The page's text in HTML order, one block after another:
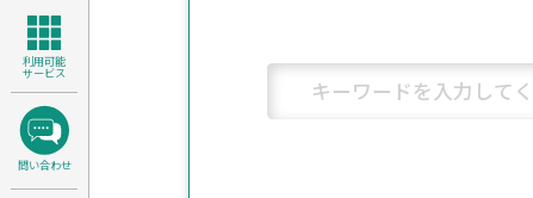
利用可能
サービス
問い合わせ